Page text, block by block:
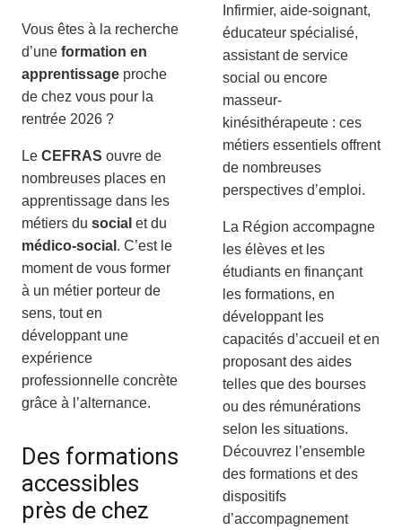
Vous êtes à la recherche
d’une formation en
apprentissage proche
de chez vous pour la
rentrée 2026 ?
Le CEFRAS ouvre de
nombreuses places en
apprentissage dans les
métiers du social et du
médico-social . C’est le
moment de vous former
à un métier porteur de
sens, tout en
développant une
expérience
professionnelle concrète
grâce à l’alternance.
Des formations
accessibles
près de chez
Infirmier, aide-soignant,
éducateur spécialisé,
assistant de service
social ou encore
masseur-
kinésithérapeute : ces
métiers essentiels offrent
de nombreuses
perspectives d’emploi.
La Région accompagne
les élèves et les
étudiants en finançant
les formations, en
développant les
capacités d’accueil et en
proposant des aides
telles que des bourses
ou des rémunérations
selon les situations.
Découvrez l’ensemble
des formations et des
dispositifs
d’accompagnement